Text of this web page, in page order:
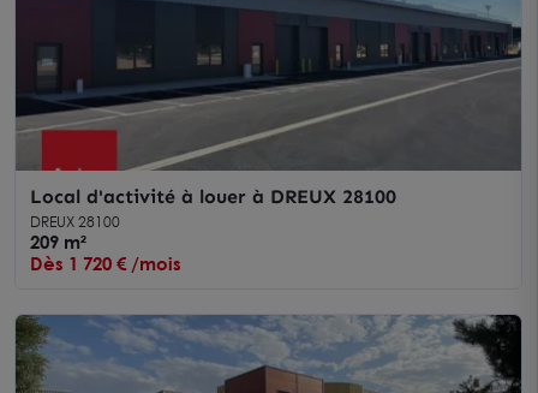
Local d'activité à louer à DREUX 28100
DREUX 28100
209 m²
Dès 1 720 € /mois